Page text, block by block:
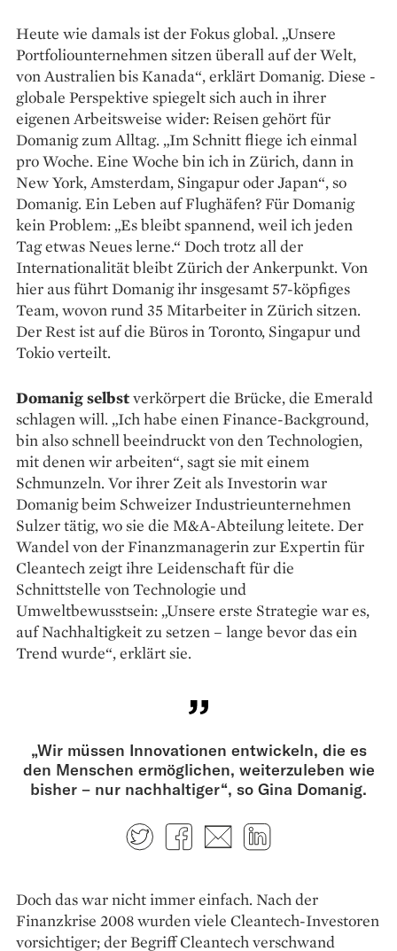
Heute wie damals ist der ­Fokus global. „Unsere
Portfolio­unternehmen sitzen überall auf der Welt,
von Australien bis Kana­da“, ­erklärt Domanig. Diese ­
globale ­Perspektive spiegelt sich auch in ­ihrer
eigenen Arbeitsweise wider: Reisen gehört für
Domanig zum Alltag. „Im Schnitt fliege ich einmal
pro Woche. Eine ­Woche bin ich in Zürich, dann in
New York, Amsterdam, Singapur oder Japan“, so
Domanig. Ein Leben auf Flug­häfen? Für Domanig
kein Problem: „Es bleibt spannend, weil ich jeden
Tag etwas Neues lerne.“ Doch trotz all der
Internationalität bleibt Zürich der Ankerpunkt. Von
hier aus führt Domanig ihr insgesamt 57-­köpfiges
Team, wovon rund 35 Mitarbeiter in Zürich sitzen.
Der Rest ist auf die Büros in Toronto, ­Singapur und
Tokio verteilt.
Domanig selbstverkörpert die Brücke, die Emerald
schlagen will. „Ich habe einen Finance-Background,
bin also schnell beeindruckt von den Technologien,
mit denen wir arbeiten“, sagt sie mit einem
Schmunzeln. Vor ihrer Zeit als Investorin war
Domanig beim Schweizer Industrieunternehmen
Sulzer tätig, wo sie die M&A-Abteilung ­leitete. Der
Wandel von der Finanzmanagerin zur Expertin für
Cleantech zeigt ihre Leidenschaft für die
Schnittstelle von Technologie und
Umweltbewusstsein: „Unsere erste Strategie war es,
auf Nachhaltigkeit zu setzen – lange bevor das ein
Trend wurde“, erklärt sie.
„Wir müssen Innovationen entwickeln, die es
den Menschen ermöglichen, weiterzuleben wie
bisher – nur nachhaltiger“, so Gina Domanig.
TwitterFacebook
E-mail
Doch das war nicht ­immer ­einfach. Nach der
Finanzkrise 2008 wurden viele Cleantech-­Investoren
vorsichtiger; der Begriff ­Cleantech verschwand